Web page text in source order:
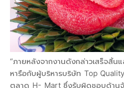
“ภายหลังจากงานดังกล่าวเสร็จสิ้
หารือกับผู้บริหารบริษัท Top
ตลาด H- Mart ซึ่งรับผิดชอบด้าน